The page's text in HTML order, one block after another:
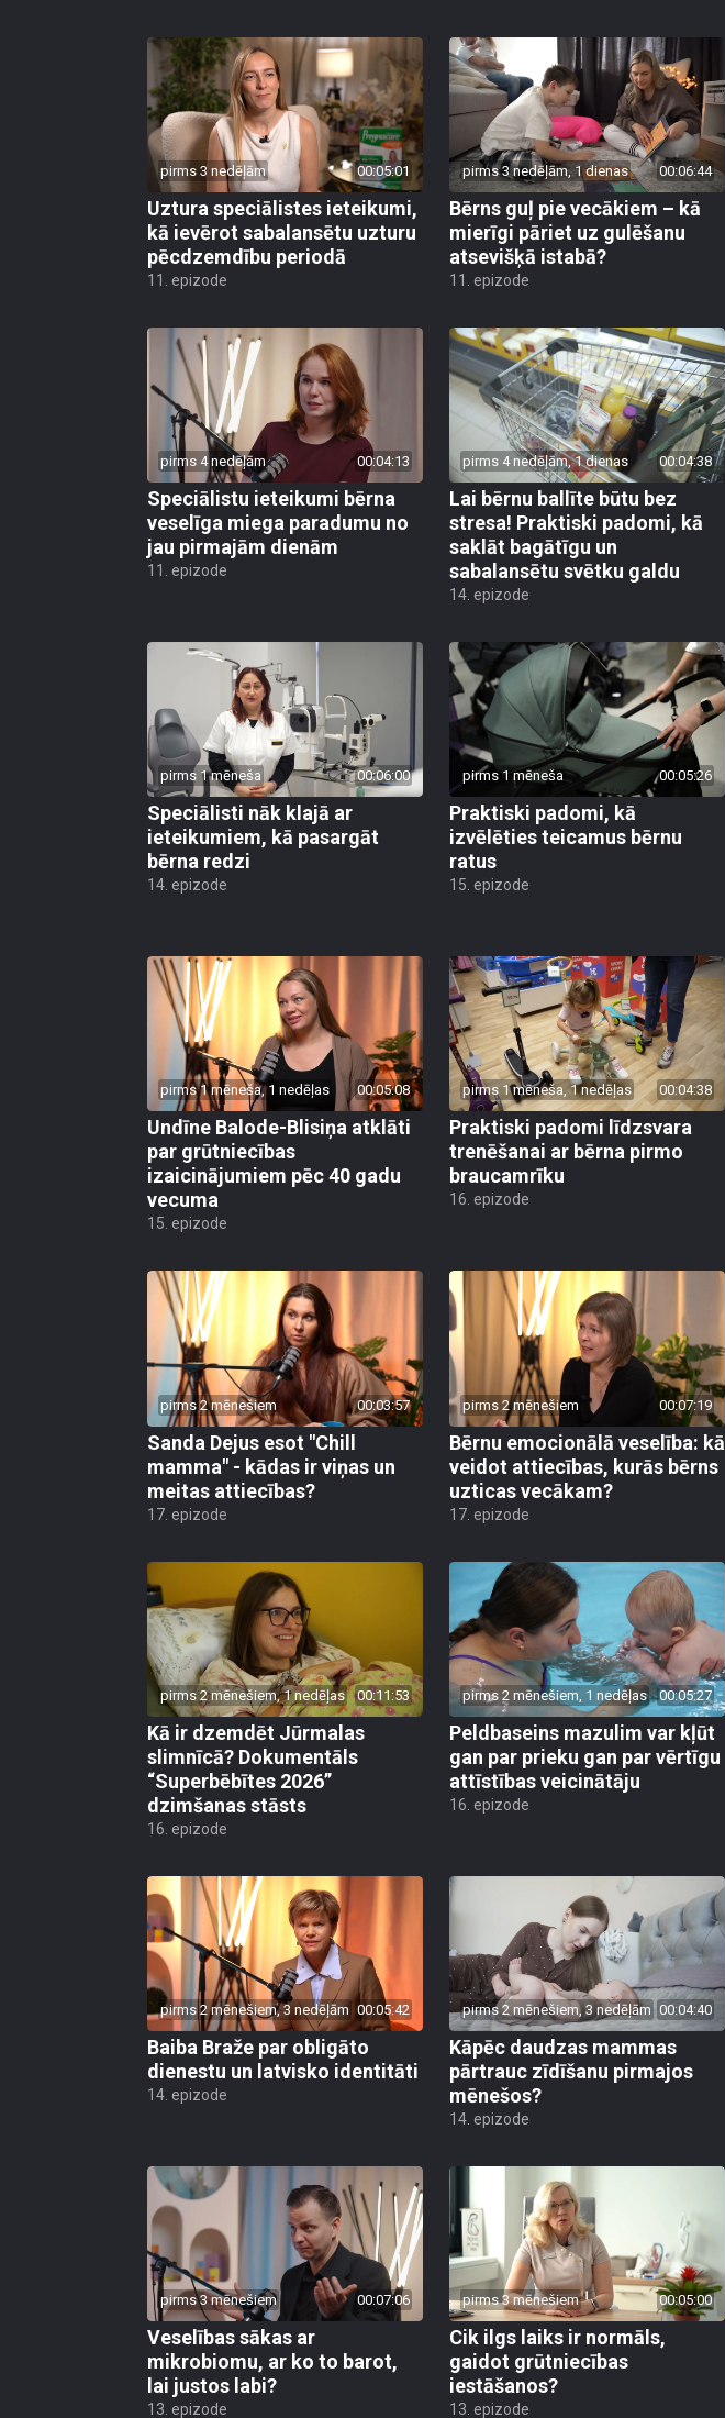
pirms 3 nedēļām 00:05:01
Uztura speciālistes ieteikumi,
kā ievērot sabalansētu uzturu
pēcdzemdību periodā
11. epizode
pirms 3 nedēļām, 1 dienas 00:06:44
Bērns guļ pie vecākiem – kā
mierīgi pāriet uz gulēšanu
atsevišķā istabā?
11. epizode
pirms 4 nedēļām 00:04:13
Speciālistu ieteikumi bērna
veselīga miega paradumu no
jau pirmajām dienām
11. epizode
pirms 4 nedēļām, 1 dienas 00:04:38
Lai bērnu ballīte būtu bez
stresa! Praktiski padomi, kā
saklāt bagātīgu un
sabalansētu svētku galdu
14. epizode
pirms 1 mēneša 00:06:00
Speciālisti nāk klajā ar
ieteikumiem, kā pasargāt
bērna redzi
14. epizode
pirms 1 mēneša 00:05:26
Praktiski padomi, kā
izvēlēties teicamus bērnu
ratus
15. epizode
pirms 1 mēneša, 1 nedēļas 00:05:08
Undīne Balode-Blisiņa atklāti
par grūtniecības
izaicinājumiem pēc 40 gadu
vecuma
15. epizode
pirms 1 mēneša, 1 nedēļas 00:04:38
Praktiski padomi līdzsvara
trenēšanai ar bērna pirmo
braucamrīku
16. epizode
pirms 2 mēnešiem 00:03:57
Sanda Dejus esot "Chill
mamma" - kādas ir viņas un
meitas attiecības?
17. epizode
pirms 2 mēnešiem 00:07:19
Bērnu emocionālā veselība: kā
veidot attiecības, kurās bērns
uzticas vecākam?
17. epizode
pirms 2 mēnešiem, 1 nedēļas 00:11:53
Kā ir dzemdēt Jūrmalas
slimnīcā? Dokumentāls
“Superbēbītes 2026”
dzimšanas stāsts
16. epizode
pirms 2 mēnešiem, 1 nedēļas 00:05:27
Peldbaseins mazulim var kļūt
gan par prieku gan par vērtīgu
attīstības veicinātāju
16. epizode
pirms 2 mēnešiem, 3 nedēļām 00:05:42
Baiba Braže par obligāto
dienestu un latvisko identitāti
14. epizode
pirms 2 mēnešiem, 3 nedēļām 00:04:40
Kāpēc daudzas mammas
pārtrauc zīdīšanu pirmajos
mēnešos?
14. epizode
pirms 3 mēnešiem 00:07:06
Veselības sākas ar
mikrobiomu, ar ko to barot,
lai justos labi?
13. epizode
pirms 3 mēnešiem 00:05:00
Cik ilgs laiks ir normāls,
gaidot grūtniecības
iestāšanos?
13. epizode